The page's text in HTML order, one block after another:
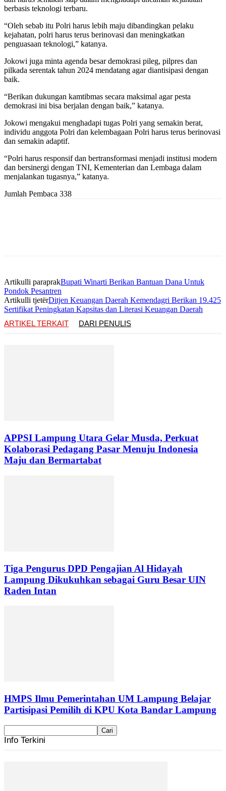
berbasis teknologi terbaru.
“Oleh sebab itu Polri harus lebih maju dibandingkan pelaku
kejahatan, polri harus terus berinovasi dan meningkatkan
penguasaan teknologi,” katanya.
Jokowi juga minta agenda besar demokrasi pileg, pilpres dan
pilkada serentak tahun 2024 mendatang agar diantisipasi dengan
baik.
“Berikan dukungan kamtibmas secara maksimal agar pesta
demokrasi ini bisa berjalan dengan baik,” katanya.
Jokowi mengakui menghadapi tugas Polri yang semakin berat,
individu anggota Polri dan kelembagaan Polri harus terus berinovasi
dan semakin adaptif.
“Polri harus responsif dan bertransformasi menjadi institusi modern
dan bersinergi dengan TNI, Kementerian dan Lembaga dalam
menjalankan tugasnya,” katanya.
Jumlah Pembaca 338
Artikulli paraprakBupati Winarti Berikan Bantuan Dana Untuk
Pondok Pesantren
Artikulli tjetërDitjen Keuangan Daerah Kemendagri Berikan 19.425
Sertifikat Peningkatan Kapsitas dan Literasi Keuangan Daerah
ARTIKEL TERKAIT
DARI PENULIS
APPSI Lampung Utara Gelar Musda, Perkuat
Kolaborasi Pedagang Pasar Menuju Indonesia
Maju dan Bermartabat
Tiga Pengurus DPD Pengajian Al Hidayah
Lampung Dikukuhkan sebagai Guru Besar UIN
Raden Intan
HMPS Ilmu Pemerintahan UM Lampung Belajar
Partisipasi Pemilih di KPU Kota Bandar Lampung
Info Terkini